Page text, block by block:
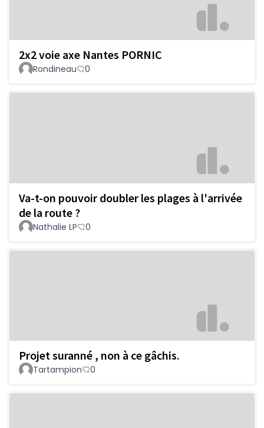
2x2 voie axe Nantes PORNIC
Rondineau 0
Va-t-on pouvoir doubler les plages à l'arrivée
de la route ?
Nathalie LP 0
Projet suranné , non à ce gâchis.
Tartampion 0